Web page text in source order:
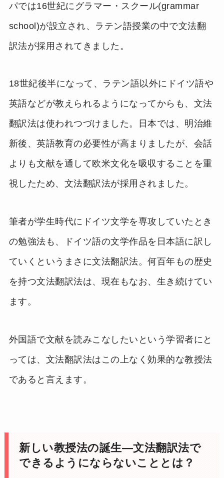
パでは16世紀にグラマー・スクール(grammar
school)が設立され、ラテン語授業の中で文法翻
訳法が採用されてきました。
18世紀後半になって、ラテン語以外にドイツ語や
英語などが教えられるようになってからも、文法
翻訳法は使われつづけました。日本では、明治維
新後、英語教育の必要性が高まりましたが、会話
よりも文献を通して欧米文化を吸収することを重
視したため、文法翻訳法が採用されました。
筆者が学生時代にドイツ文学を専攻していたとき
の勉強法も、ドイツ語の文学作品を日本語に訳し
ていくというまさに文法翻訳法。何百年もの歴史
を持つ文法翻訳法は、現在もなお、生き続けてい
ます。
外国語で文献を読みこなしたいという学習者にと
っては、文法翻訳法はこの上なく効果的な教授法
であると言えます。
新しい教授法の誕生―文法翻訳法で
できるようにならないこととは？